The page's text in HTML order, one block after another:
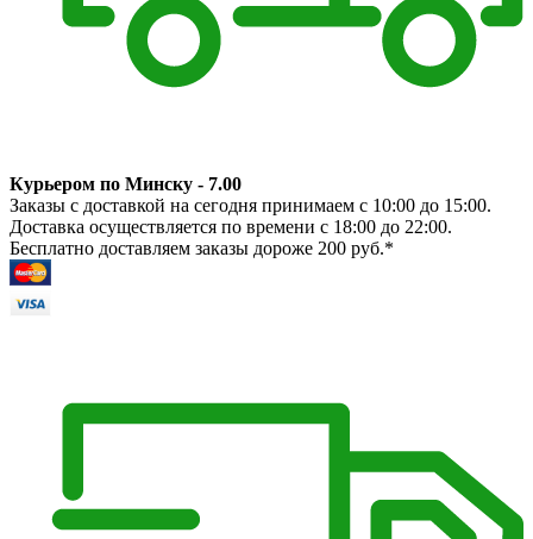
Курьером по Минску - 7.00
Заказы с доставкой на сегодня принимаем с 10:00 до 15:00.
Доставка осуществляется по времени с 18:00 до 22:00.
Бесплатно доставляем заказы дороже 200 руб.*